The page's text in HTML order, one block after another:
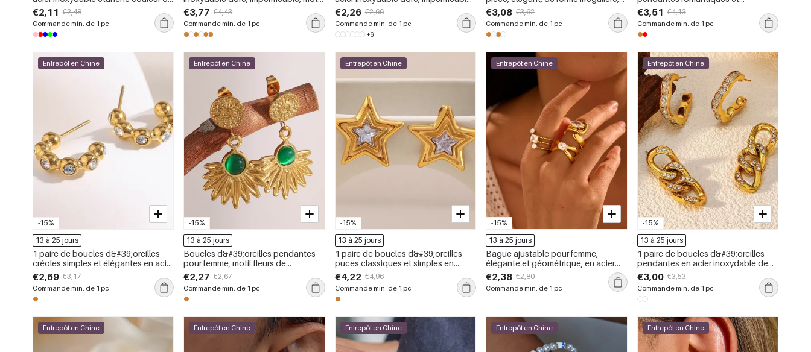
(1 pièce)
€2,11 €2,48
Commande min. de 1 pc
fruits vifs (1 pièce)
€3,77 €4,43
Commande min. de 1 pc
avec motif ours (1 pièce).
€2,26 €2,66
Commande min. de 1 pc
+6
en acier inoxydable, étanche,
couleur or
€3,08 €3,62
Commande min. de 1 pc
mignonnes en forme de cœur, en
acier inoxydable étanche pour
femme.
€3,51 €4,13
Commande min. de 1 pc
-15%
Entrepôt en Chine
13 à 25 jours
1 paire de boucles d&#39;oreilles
créoles simples et élégantes en acier
inoxydable imperméable de forme
irrégulière pour femme.
€2,69 €3,17
Commande min. de 1 pc
-15%
Entrepôt en Chine
13 à 25 jours
Boucles d&#39;oreilles pendantes
pour femme, motif fleurs de
vacances, en acier inoxydable
étanche (1 paire)
€2,27 €2,67
Commande min. de 1 pc
-15%
Entrepôt en Chine
13 à 25 jours
1 paire de boucles d&#39;oreilles
puces classiques et simples en
forme d&#39;étoile, en acier
inoxydable étanche, couleur or, pour
femme.
€4,22 €4,96
Commande min. de 1 pc
-15%
Entrepôt en Chine
13 à 25 jours
Bague ajustable pour femme,
élégante et géométrique, en acier
inoxydable étanche, collection
Simple Series (1 pièce).
€2,38 €2,80
Commande min. de 1 pc
-15%
Entrepôt en Chine
13 à 25 jours
1 paire de boucles d&#39;oreilles
pendantes en acier inoxydable de
forme irrégulière, étanches, couleur
or
€3,00 €3,53
Commande min. de 1 pc
Entrepôt en Chine Entrepôt en Chine Entrepôt en Chine Entrepôt en Chine Entrepôt en Chine